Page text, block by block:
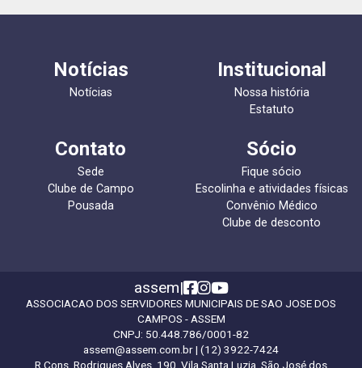
Notícias
Notícias
Institucional
Nossa história
Estatuto
Contato
Sede
Clube de Campo
Pousada
Sócio
Fique sócio
Escolinha e atividades físicas
Convênio Médico
Clube de desconto
assem|
ASSOCIACAO DOS SERVIDORES MUNICIPAIS DE SAO JOSE DOS
CAMPOS - ASSEM
CNPJ: 50.448.786/0001-82
assem@assem.com.br| (12) 3922-7424
R Cons. Rodrigues Alves, 190, Vila Santa Luzia, São José dos